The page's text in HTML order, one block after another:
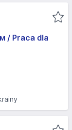
/ Praca dla